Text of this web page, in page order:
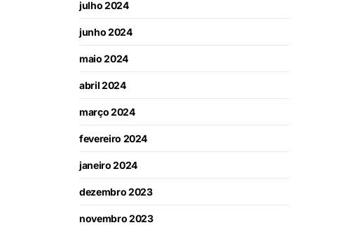
julho 2024
junho 2024
maio 2024
abril 2024
março 2024
fevereiro 2024
janeiro 2024
dezembro 2023
novembro 2023